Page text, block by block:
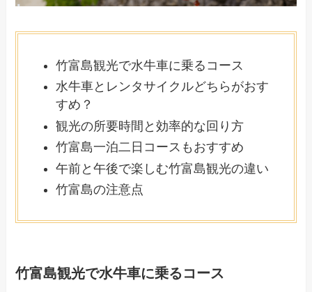
竹富島観光で水牛車に乗るコース
水牛車とレンタサイクルどちらがおす
すめ？
観光の所要時間と効率的な回り方
竹富島一泊二日コースもおすすめ
午前と午後で楽しむ竹富島観光の違い
竹富島の注意点
竹富島観光で水牛車に乗るコース